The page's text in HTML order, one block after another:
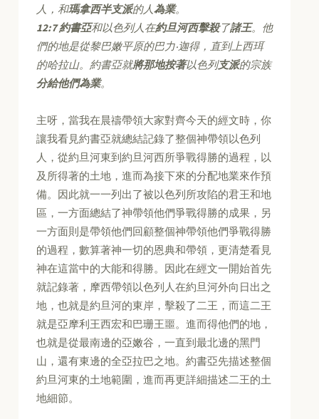
人，和瑪拿西半支派的人為業。
12:7約書亞和以色列人在約旦河西擊殺了諸王。他
們的地是從黎巴嫩平原的巴力‧迦得，直到上西珥
的哈拉山。約書亞就將那地按著以色列支派的宗族
分給他們為業。
主呀，當我在晨禱帶領大家對齊今天的經文時，你
讓我看見約書亞就總結記錄了整個神帶領以色列
人，從約旦河東到約旦河西所爭戰得勝的過程，以
及所得著的土地，進而為接下來的分配地業來作預
備。因此就一一列出了被以色列所攻陷的君王和地
區，一方面總結了神帶領他們爭戰得勝的成果，另
一方面則是帶領他們回顧整個神帶領他們爭戰得勝
的過程，數算著神一切的恩典和帶領，更清楚看見
神在這當中的大能和得勝。因此在經文一開始首先
就記錄著，摩西帶領以色列人在約旦河外向日出之
地，也就是約旦河的東岸，擊殺了二王，而這二王
就是亞摩利王西宏和巴珊王噩。進而得他們的地，
也就是從最南邊的亞嫩谷，一直到最北邊的黑門
山，還有東邊的全亞拉巴之地。約書亞先描述整個
約旦河東的土地範圍，進而再更詳細描述二王的土
地細節。